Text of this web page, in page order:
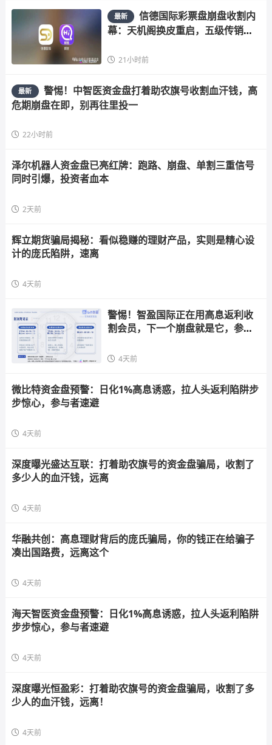
最新
信德国际彩票盘崩盘收割内
幕：天机阁换皮重启，五级传销骗
21小时前
最新
警惕！中智医资金盘打着助农旗号收割血汗钱，高
危期崩盘在即，别再往里投一
22小时前
泽尔机器人资金盘已亮红牌：跑路、崩盘、单割三重信号
同时引爆，投资者血本
2天前
辉立期货骗局揭秘：看似稳赚的理财产品，实则是精心设
计的庞氏陷阱，速离
4天前
警惕！智盈国际正在用高息返利收
割会员，下一个崩盘就是它，参与
4天前
微比特资金盘预警：日化1%高息诱惑，拉人头返利陷阱步
步惊心，参与者速避
4天前
深度曝光盛达互联：打着助农旗号的资金盘骗局，收割了
多少人的血汗钱，远离
4天前
华融共创：高息理财背后的庞氏骗局，你的钱正在给骗子
凑出国路费，远离这个
4天前
海天智医资金盘预警：日化1%高息诱惑，拉人头返利陷阱
步步惊心，参与者速避
4天前
深度曝光恒盈彩：打着助农旗号的资金盘骗局，收割了多
少人的血汗钱，远离！
4天前